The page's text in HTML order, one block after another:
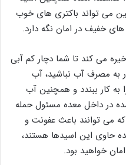
می تواند باکتری های خوب
خفیف در امان نگه دارد.
می کند تا شما دچار کم آبی
به مصرف آب نباشید، آب
کار ببندد و همچنین آب
در داخل معده مسئول حمله
می توانند باعث عفونت و
حاوی این اسیدها هستند،
خواهید بود.